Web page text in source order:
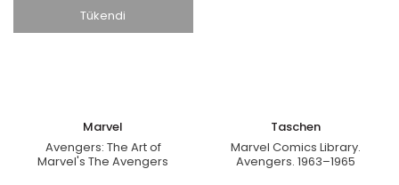
Tükendi
Marvel
Avengers: The Art of
Marvel's The Avengers
Taschen
Marvel Comics Library.
Avengers. 1963–1965